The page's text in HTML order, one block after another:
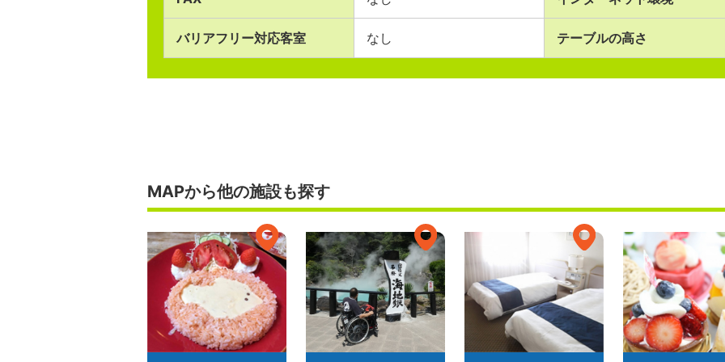
バリアフリー対応客室 なし テーブルの高さ
MAPから他の施設も探す